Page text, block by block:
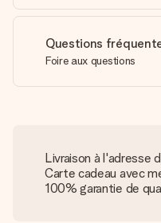
Questions
Foire aux questions
Livraison à l'adresse
Carte cadeau avec
100% garantie de